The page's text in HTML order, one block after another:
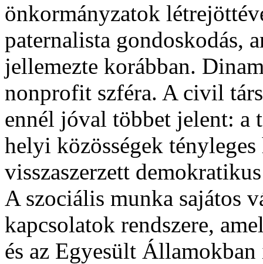
önkormányzatok
paternalista gondoskodás,
jellemezte korábban.
nonprofit szféra. A civil
ennél jóval többet jelent: a
helyi közösségek
visszaszerzett
A szociális munka sajátos
kapcsolatok rendszere,
és az Egyesült